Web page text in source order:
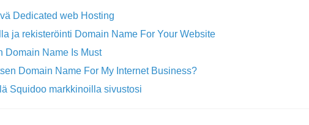
Dedicated web Hosting
ja rekisteröinti Domain Name For Your Website
Domain Name Is Must
Domain Name For My Internet Business?
Squidoo markkinoilla sivustosi